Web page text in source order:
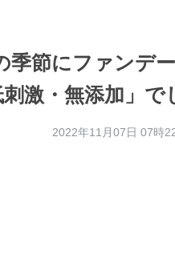
季節にファンデ
激・無添加」で
2022年11月07日 07時